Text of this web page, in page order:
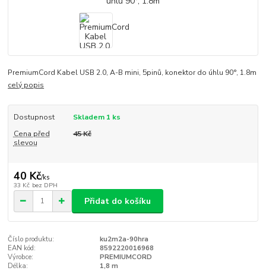
PremiumCord Kabel USB 2.0, A-B mini, 5pinů, konektor do úhlu 90°, 1.8m
celý popis
Dostupnost
Skladem 1 ks
Cena před
slevou
45 Kč
40 Kč/ks
33 Kč bez DPH
Přidat do košíku
Číslo produktu:
ku2m2a-90hra
EAN kód:
8592220016968
Výrobce:
PREMIUMCORD
Délka:
1,8 m